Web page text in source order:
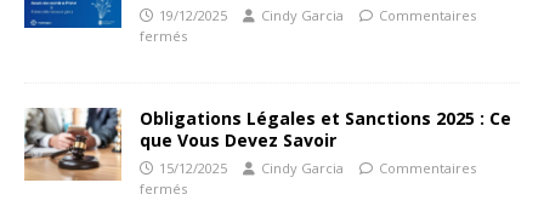
19/12/2025 Cindy Garcia
Commentaires
fermés
Obligations Légales et Sanctions 2025 : Ce
que Vous Devez Savoir
15/12/2025 Cindy Garcia
Commentaires
fermés